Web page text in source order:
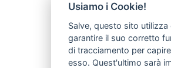
Usiamo i Cookie!
Salve, questo sito
garantire il suo corretto
di tracciamento per
esso. Quest'ultimo sarà